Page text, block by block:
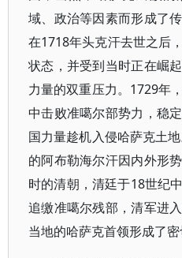
域、政治等因素而形成了
在1718年头克汗去世之后
状态，并受到当时正在崛
力量的双重压力。1729年
中击败准噶尔部势力，稳
国力量趁机入侵哈萨克土
的阿布勒海尔汗因内外形
时的清朝，清廷于18世纪
追缴准噶尔残部，清军进
当地的哈萨克首领形成了密